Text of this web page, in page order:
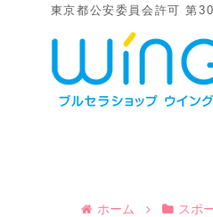
東京都公安委員会許可 第
ホーム スポ